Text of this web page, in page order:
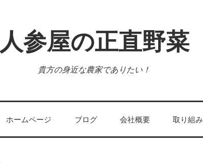
人参屋の正直野菜
貴方の身近な農家でありたい！
ホームページ ブログ 会社概要 取り組み